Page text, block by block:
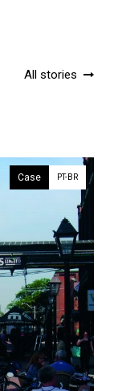
All stories
Case PT-BR